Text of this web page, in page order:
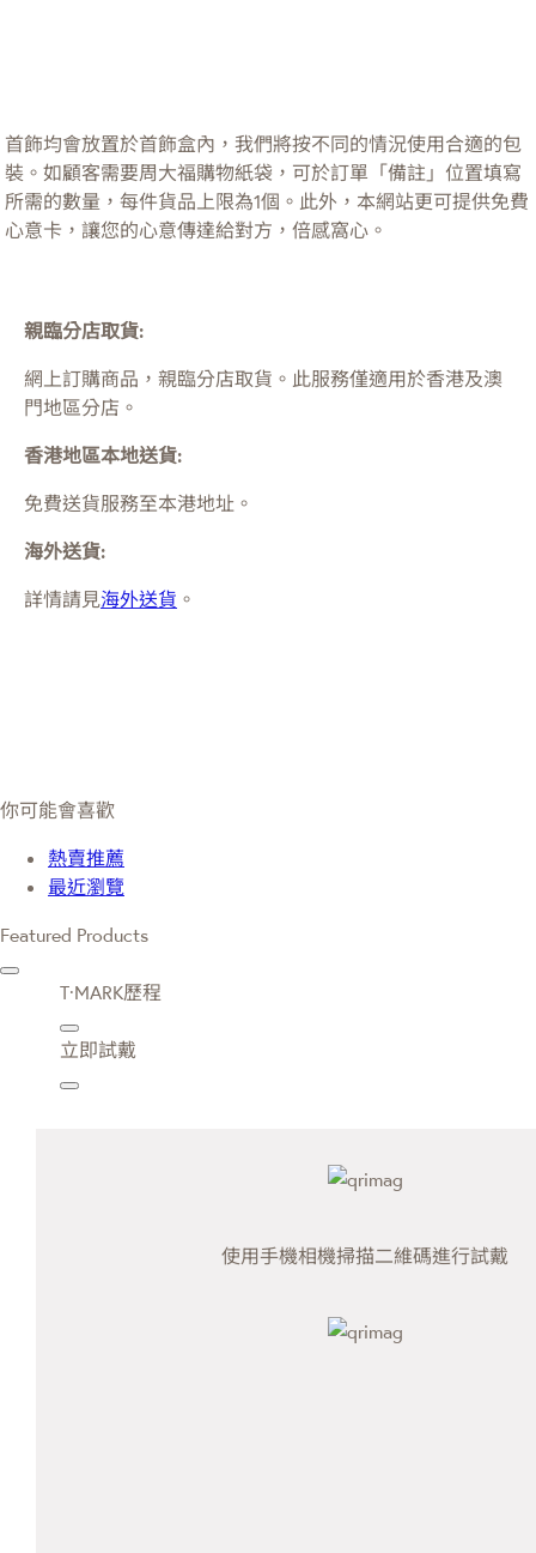
首飾均會放置於首飾盒內，我們將按不同的情況使用合適的包
裝。如顧客需要周大福購物紙袋，可於訂單「備註」位置填寫
所需的數量，每件貨品上限為1個。此外，本網站更可提供免費
心意卡，讓您的心意傳達給對方，倍感窩心。
親臨分店取貨:
網上訂購商品，親臨分店取貨。此服務僅適用於香港及澳
門地區分店。
香港地區本地送貨:
免費送貨服務至本港地址。
海外送貨:
詳情請見海外送貨 。
你可能會喜歡
熱賣推薦
最近瀏覽
Featured Products
T·MARK歷程
立即試戴
使用手機相機掃描二維碼進行試戴